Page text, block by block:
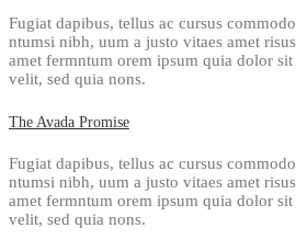
Fugiat dapibus, tellus ac cursus
ntumsi nibh, uum a justo vitaes amet
amet fermntum orem ipsum quia dolor
velit, sed quia nons.
The Avada Promise
Fugiat dapibus, tellus ac cursus
ntumsi nibh, uum a justo vitaes amet
amet fermntum orem ipsum quia dolor
velit, sed quia nons.